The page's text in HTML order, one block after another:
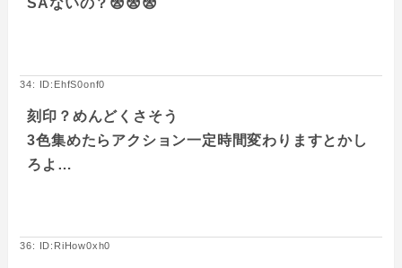
34: ID:EhfS0onf0
刻印？めんどくさそう
3色集めたらアクション一定時間変わりますとかし
ろよ…
36: ID:RiHow0xh0